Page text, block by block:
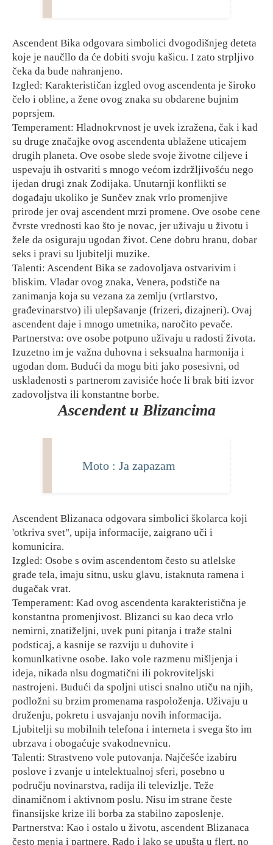
Ascendent Bika odgovara simbolici dvogodišnjeg deteta
koje je naučllo da će dobiti svoju kašicu. I zato strpljivo
čeka da bude nahranjeno.
Izgled: Karakterističan izgled ovog ascendenta je široko
čelo i obline, a žene ovog znaka su obdarene bujnim
poprsjem.
Temperament: Hladnokrvnost je uvek izražena, čak i kad
su druge značajke ovog ascendenta ublažene uticajem
drugih planeta. Ove osobe slede svoje životne ciljeve i
uspevaju ih ostvariti s mnogo većom izdržljivošću nego
ijedan drugi znak Zodijaka. Unutarnji konflikti se
događaju ukoliko je Sunčev znak vrlo promenjive
prirode jer ovaj ascendent mrzi promene. Ove osobe cene
čvrste vrednosti kao što je novac, jer uživaju u životu i
žele da osiguraju ugodan život. Cene dobru hranu, dobar
seks i pravi su ljubitelji muzike.
Talenti: Ascendent Bika se zadovoljava ostvarivim i
bliskim. Vladar ovog znaka, Venera, podstiče na
zanimanja koja su vezana za zemlju (vrtlarstvo,
građevinarstvo) ili ulepšavanje (frizeri, dizajneri). Ovaj
ascendent daje i mnogo umetnika, naročito pevače.
Partnerstva: ove osobe potpuno uživaju u radosti života.
Izuzetno im je važna duhovna i seksualna harmonija i
ugodan dom. Budući da mogu biti jako posesivni, od
usklađenosti s partnerom zavisiće hoće li brak biti izvor
zadovoljstva ili konstantne borbe.
Ascendent u Blizancima
Moto : Ja zapazam
Ascendent Blizanaca odgovara simbolici školarca koji
'otkriva svet", upija informacije, zaigrano uči i
komunicira.
Izgled: Osobe s ovim ascendentom često su atlelske
građe tela, imaju sitnu, usku glavu, istaknuta ramena i
dugačak vrat.
Temperament: Kad ovog ascendenta karakteristična je
konstantna promenjivost. Blizanci su kao deca vrlo
nemirni, znatiželjni, uvek puni pitanja i traže stalni
podsticaj, a kasnije se razviju u duhovite i
komunlkativne osobe. Iako vole razmenu mišljenja i
ideja, nikada nlsu dogmatični ili pokroviteljski
nastrojeni. Budući da spoljni utisci snalno utiču na njih,
podložni su brzim promenama raspoloženja. Uživaju u
druženju, pokretu i usvajanju novih informacija.
Ljubitelji su mobilnih telefona i interneta i svega što im
ubrzava i obogaćuje svakodnevnicu.
Talenti: Strastveno vole putovanja. Najčešće izabiru
poslove i zvanje u intelektualnoj sferi, posebno u
području novinarstva, radija ili televizlje. Teže
dinamičnom i aktivnom poslu. Nisu im strane česte
finansijske krize ili borba za stabilno zaposlenje.
Partnerstva: Kao i ostalo u životu, ascendent Blizanaca
često menja i partnere. Rado i lako se upušta u flert, no